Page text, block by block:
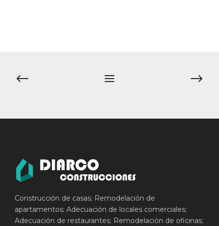
Navegación
Construcción de casas; Remodelación de
apartamentos; Adecuación de locales comerciales;
Adecuación de restaurantes; Remodelación de oficinas;